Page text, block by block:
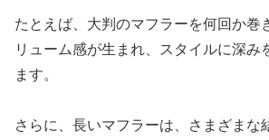
たとえば、大判のマフラーを何回か巻
リューム感が生まれ、スタイルに深み
ます。
さらに、長いマフラーは、さまざまな